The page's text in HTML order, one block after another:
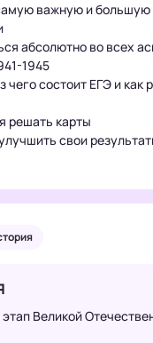
важную и большую
абсолютно во всех
1945
чего состоит ЕГЭ и как
решать карты
свои
Великой